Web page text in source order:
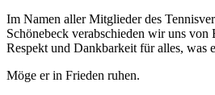
Im Namen aller Mitglieder des
Schönebeck verabschieden wir uns
Respekt und Dankbarkeit für alles, was
Möge er in Frieden ruhen.